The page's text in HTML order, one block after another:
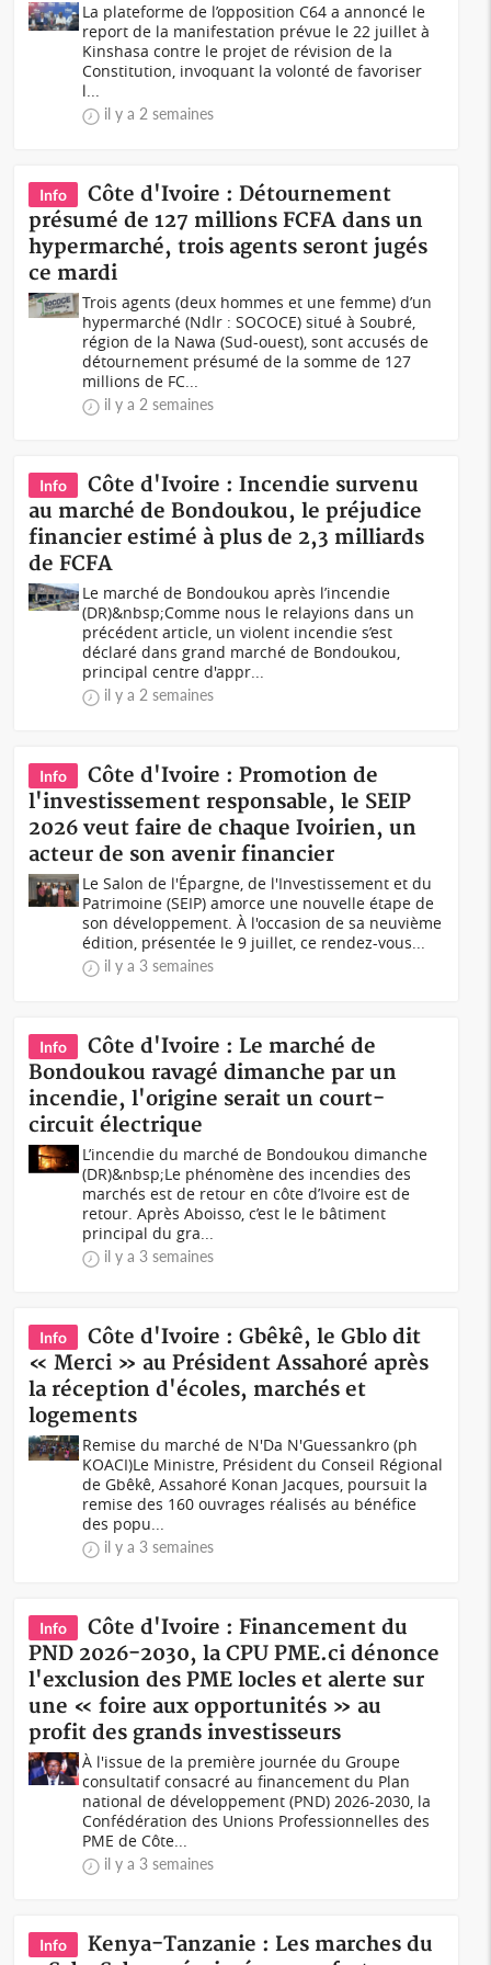
La plateforme de l’opposition C64 a annoncé le
report de la manifestation prévue le 22 juillet à
Kinshasa contre le projet de révision de la
Constitution, invoquant la volonté de favoriser
l...
il y a 2 semaines
Info
Côte d'Ivoire : Détournement
présumé de 127 millions FCFA dans un
hypermarché, trois agents seront jugés
ce mardi
Trois agents (deux hommes et une femme) d’un
hypermarché (Ndlr : SOCOCE) situé à Soubré,
région de la Nawa (Sud-ouest), sont accusés de
détournement présumé de la somme de 127
millions de FC...
il y a 2 semaines
Info
Côte d'Ivoire : Incendie survenu
au marché de Bondoukou, le préjudice
financier estimé à plus de 2,3 milliards
de FCFA
Le marché de Bondoukou après l’incendie
(DR)&nbsp;Comme nous le relayions dans un
précédent article, un violent incendie s’est
déclaré dans grand marché de Bondoukou,
principal centre d'appr...
il y a 2 semaines
Info
Côte d'Ivoire : Promotion de
l'investissement responsable, le SEIP
2026 veut faire de chaque Ivoirien, un
acteur de son avenir financier
Le Salon de l'Épargne, de l'Investissement et du
Patrimoine (SEIP) amorce une nouvelle étape de
son développement. À l'occasion de sa neuvième
édition, présentée le 9 juillet, ce rendez-vous...
il y a 3 semaines
Info
Côte d'Ivoire : Le marché de
Bondoukou ravagé dimanche par un
incendie, l'origine serait un court-
circuit électrique
L’incendie du marché de Bondoukou dimanche
(DR)&nbsp;Le phénomène des incendies des
marchés est de retour en côte d’Ivoire est de
retour. Après Aboisso, c’est le le bâtiment
principal du gra...
il y a 3 semaines
Info
Côte d'Ivoire : Gbêkê, le Gblo dit
« Merci » au Président Assahoré après
la réception d'écoles, marchés et
logements
Remise du marché de N'Da N'Guessankro (ph
KOACI)Le Ministre, Président du Conseil Régional
de Gbêkê, Assahoré Konan Jacques, poursuit la
remise des 160 ouvrages réalisés au bénéfice
des popu...
il y a 3 semaines
Info
Côte d'Ivoire : Financement du
PND 2026-2030, la CPU PME.ci dénonce
l'exclusion des PME locles et alerte sur
une « foire aux opportunités » au
profit des grands investisseurs
À l'issue de la première journée du Groupe
consultatif consacré au financement du Plan
national de développement (PND) 2026-2030, la
Confédération des Unions Professionnelles des
PME de Côte...
il y a 3 semaines
Info
Kenya-Tanzanie : Les marches du